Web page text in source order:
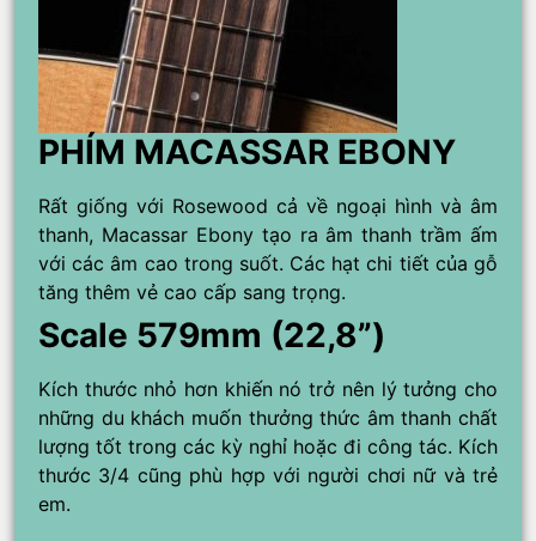
PHÍM MACASSAR EBONY
Rất giống với Rosewood cả về ngoại hình và âm
thanh, Macassar Ebony tạo ra âm thanh trầm ấm
với các âm cao trong suốt. Các hạt chi tiết của gỗ
tăng thêm vẻ cao cấp sang trọng.
Scale 579mm (22,8”)
Kích thước nhỏ hơn khiến nó trở nên lý tưởng cho
những du khách muốn thưởng thức âm thanh chất
lượng tốt trong các kỳ nghỉ hoặc đi công tác. Kích
thước 3/4 cũng phù hợp với người chơi nữ và trẻ
em.